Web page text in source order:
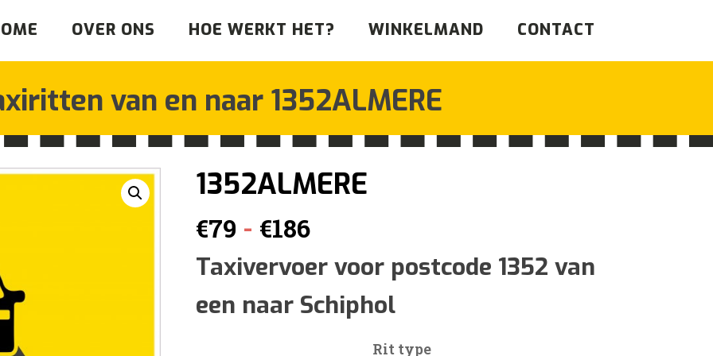
OVER ONS HOE WERKT HET? WINKELMAND CONTACT
van en naar 1352ALMERE
1352ALMERE
€79 - €186Prijsklasse:
€79
tot
Taxivervoer voor postcode 1352 van
een naar Schiphol
Rit type